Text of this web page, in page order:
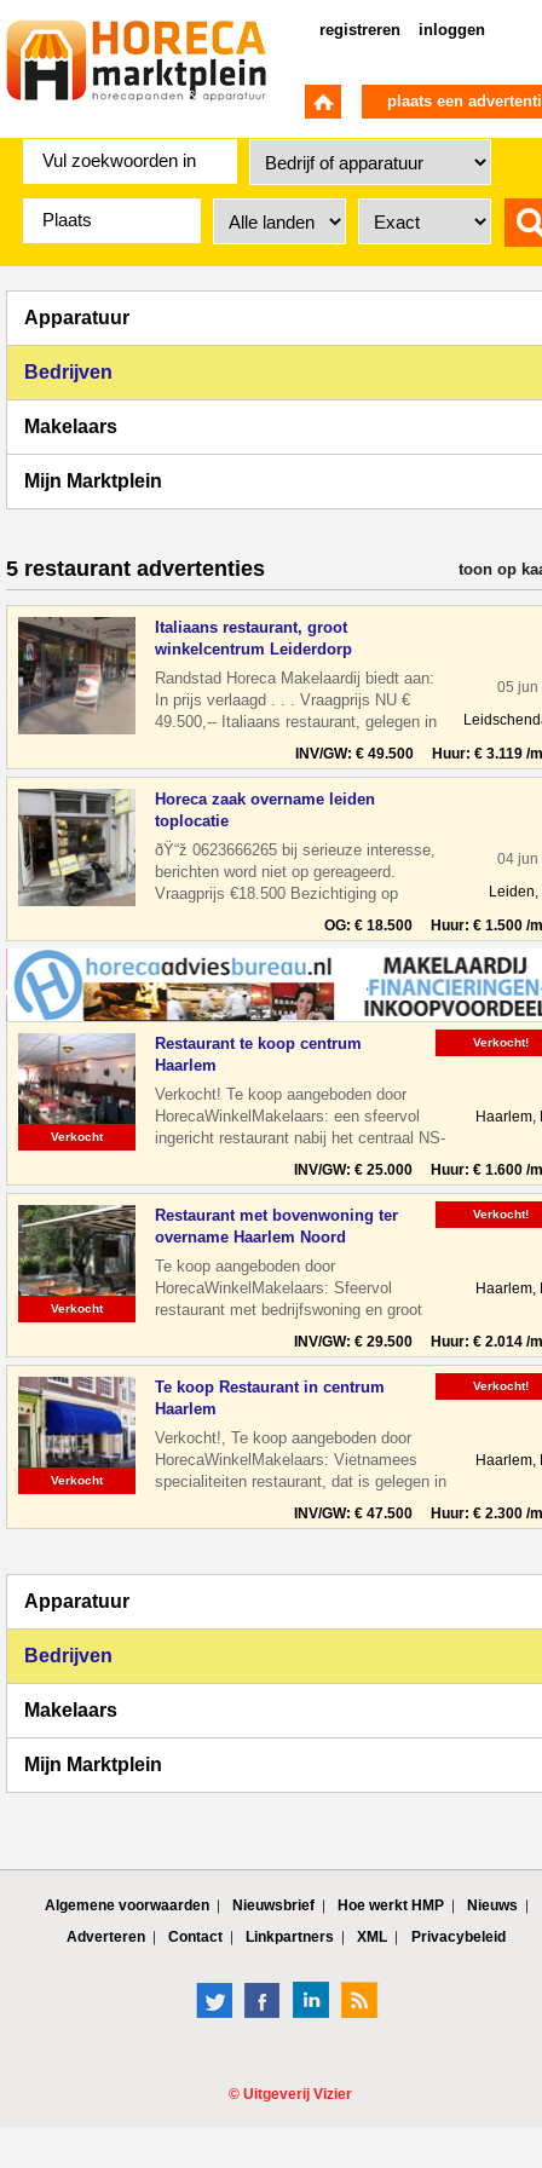
registreren inloggen
plaats een
Apparatuur
Bedrijven
Makelaars
Mijn Marktplein
5 restaurant advertenties verfijn
toon op
Italiaans restaurant, groot
winkelcentrum Leiderdorp
Randstad Horeca Makelaardij biedt aan:
In prijs verlaagd . . . Vraagprijs NU €
49.500,-- Italiaans restaurant, gelegen in
een groot winkelcentrum Wink
05 jun
INV/GW: € 49.500 Huur: € 3.119 /
Horeca zaak overname leiden
toplocatie
ðŸ“ž 0623666265 bij serieuze interesse,
berichten word niet op gereageerd.
Vraagprijs €18.500 Bezichtiging op
afspraak Overname horeca zaak in leiden
04 jun
Leiden,
OG: € 18.500 Huur: € 1.500 /
Verkocht
Restaurant te koop centrum
Haarlem
Verkocht! Te koop aangeboden door
HorecaWinkelMakelaars: een sfeervol
ingericht restaurant nabij het centraal NS-
Station te Haarlem. Het restaurant is
Haarlem,
INV/GW: € 25.000 Huur: € 1.600 /
Verkocht!
Verkocht
Restaurant met bovenwoning ter
overname Haarlem Noord
Te koop aangeboden door
HorecaWinkelMakelaars: Sfeervol
restaurant met bedrijfswoning en groot
terras gelegen aan de Floresstraat in
Haarlem Noord. De
Haarlem,
INV/GW: € 29.500 Huur: € 2.014 /
Verkocht!
Verkocht
Te koop Restaurant in centrum
Haarlem
Verkocht!, Te koop aangeboden door
HorecaWinkelMakelaars: Vietnamees
specialiteiten restaurant, dat is gelegen in
de leukste winkelstraat van Haarlem,
Haarlem,
INV/GW: € 47.500 Huur: € 2.300 /
Verkocht!
Apparatuur
Bedrijven
Makelaars
Mijn Marktplein
Algemene voorwaarden Nieuwsbrief Hoe werkt HMP
Nieuws
Adverteren
Contact Linkpartners XML Privacybeleid
© Uitgeverij Vizier